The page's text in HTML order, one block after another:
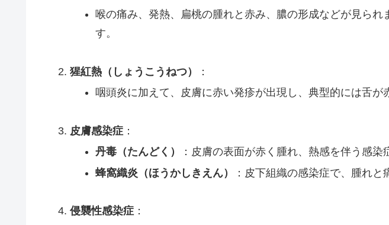
喉の痛み、発熱、扁桃の腫れと赤み、膿の形成などが見ら
す。
猩紅熱（しょうこうねつ）
：
咽頭炎に加えて、皮膚に赤い発疹が出現し、典型的には舌が
皮膚感染症：
丹毒（たんどく）
：皮膚の表面が赤く腫れ、熱感を伴う感染
蜂窩織炎（ほうかしきえん）
：皮下組織の感染症で、腫れと
侵襲性感染症：